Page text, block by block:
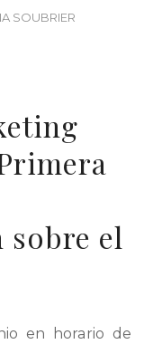
SOUBRIER
sobre el
en horario de